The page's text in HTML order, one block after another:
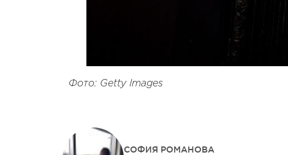
Фото: Getty Images
СОФИЯ РОМАНОВА